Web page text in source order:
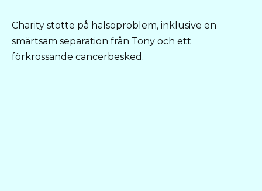
Charity stötte på hälsoproblem, inklusive en
smärtsam separation från Tony och ett
förkrossande cancerbesked.